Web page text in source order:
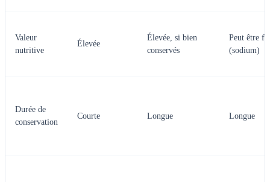
Valeur
nutritive
Élevée
Élevée, si bien
conservés
Peut être
(sodium)
Durée de
conservation
Courte Longue Longue